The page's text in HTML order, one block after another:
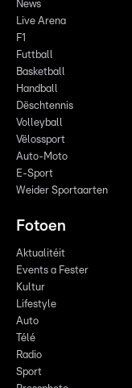
News
Live Arena
F1
Futtball
Basketball
Handball
Dëschtennis
Volleyball
Vëlossport
Auto-Moto
E-Sport
Weider Sportaarten
Fotoen
Aktualitéit
Events a Fester
Kultur
Lifestyle
Auto
Télé
Radio
Sport